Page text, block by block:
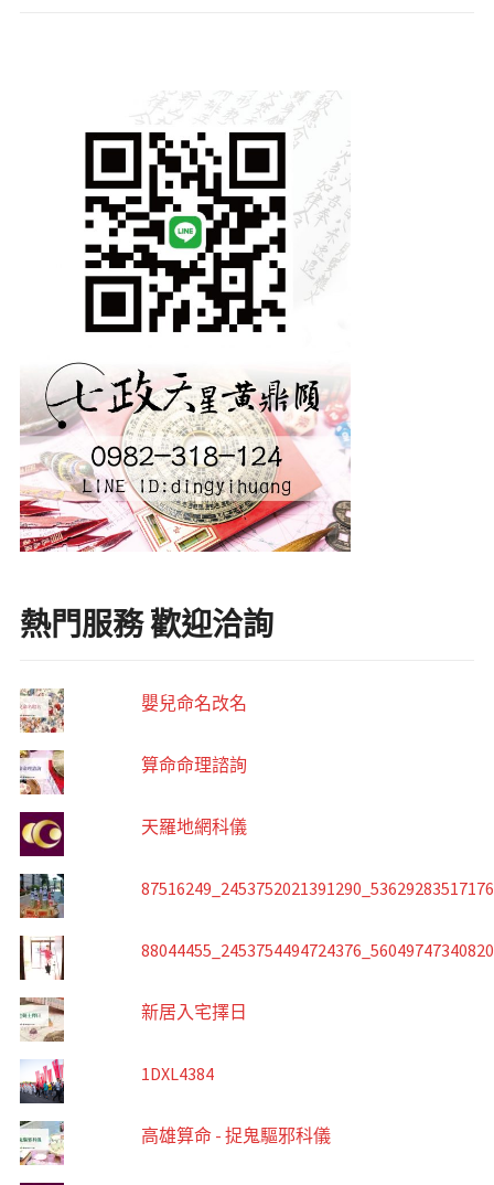
熱門服務 歡迎洽詢
嬰兒命名改名
算命命理諮詢
天羅地網科儀
新居入宅擇日
1DXL4384
高雄算命 - 捉鬼驅邪科儀